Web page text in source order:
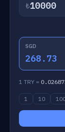
₺
SGD
268.73
1 TRY =
1 10